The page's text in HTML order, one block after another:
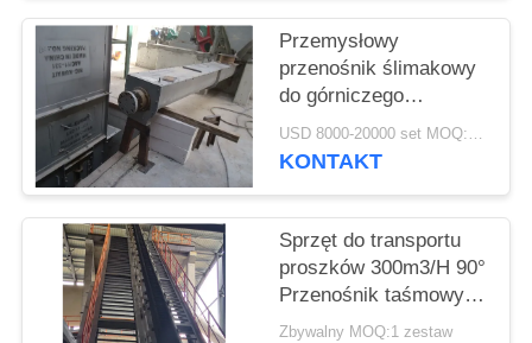
POLITYKA
PRYWATNOŚCI
Przemysłowy
przenośnik ślimakowy
do górniczego
przenośnika
ślimakowego w
USD 8000-20000 set MOQ:1 zestaw
KONTAKT
Sprzęt do transportu
proszków 300m3/H 90°
Przenośnik taśmowy o
dużym kącie
Zbywalny MOQ:1 zestaw